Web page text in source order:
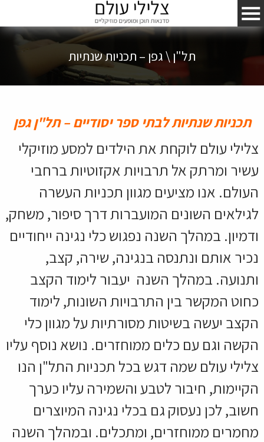
תל"ן \ גפן – תכניות שנתיות
תכניות שנתיות לבתי ספר יסודיים – תל"ן גפן
צלילי עולם לוקחת את הילדים למסע מוזיקלי
עשיר ומרתק אל תרבויות אקזוטיות ברחבי
העולם. אנו מציעים מגוון תכניות העשרה
לגילאים השונים המועברות דרך סיפור, משחק,
ודמיון. במהלך השנה נפגוש כלי נגינה ייחודיים
נכיר אותם ונתנסה בנגינה, שירה, קצב,
ותנועה. במהלך השנה יעבור לימוד הקצב
כחוט המקשר בין התרבויות השונות, לימוד
הקצב יעשה בשיטות מסורתיות על מגוון כלי
הקשה וגם עם כלים ממוחזרים. נושא נוסף עליו
צלילי עולם שמה דגש בכל תכניות התל"ן הנו
הקיימות, חיבור לטבע והשמירה עליו כערך
חשוב, לכן נעסוק גם בכלי נגינה המיוצרים
מחמרים ממוחזרים, ומתכלים. ובמהלך השנה